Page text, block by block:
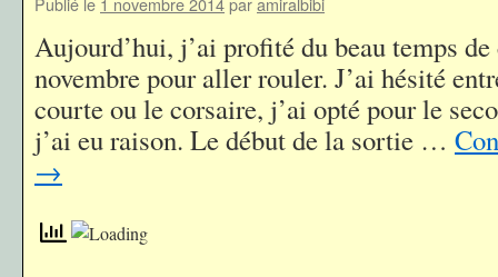
Aujourd’hui, j’ai profité du beau temps de
novembre pour aller rouler. J’ai hésité
courte ou le corsaire, j’ai opté pour le
j’ai eu raison. Le début de la sortie …
→